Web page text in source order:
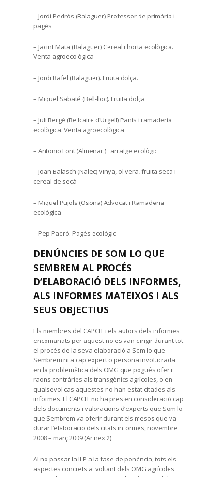
– Jordi Pedrós (Balaguer) Professor de primària i
pagès
– Jacint Mata (Balaguer) Cereal i horta ecològica.
Venta agroecològica
– Jordi Rafel (Balaguer). Fruita dolça.
– Miquel Sabaté (Bell-lloc). Fruita dolça
– Juli Bergé (Bellcaire d’Urgell) Panís i ramaderia
ecològica. Venta agroecològica
– Antonio Font (Almenar ) Farratge ecològic
– Joan Balasch (Nalec) Vinya, olivera, fruita seca i
cereal de secà
– Miquel Pujols (Osona) Advocat i Ramaderia
ecològica
– Pep Padrò. Pagès ecològic
DENÚNCIES DE SOM LO QUE
SEMBREM AL PROCÉS
D’ELABORACIÓ DELS INFORMES,
ALS INFORMES MATEIXOS I ALS
SEUS OBJECTIUS
Els membres del CAPCIT i els autors dels informes
encomanats per aquest no es van dirigir durant tot
el procés de la seva elaboració a Som lo que
Sembrem ni a cap expert o persona involucrada
en la problemàtica dels OMG que pogués oferir
raons contràries als transgènics agrícoles, o en
qualsevol cas aquestes no han estat citades als
informes. El CAPCIT no ha pres en consideració cap
dels documents i valoracions d’experts que Som lo
que Sembrem va oferir durant els mesos que va
durar l’elaboració dels citats informes, novembre
2008 – març 2009 (Annex 2)
Al no passar la ILP a la fase de ponència, tots els
aspectes concrets al voltant dels OMG agrícoles